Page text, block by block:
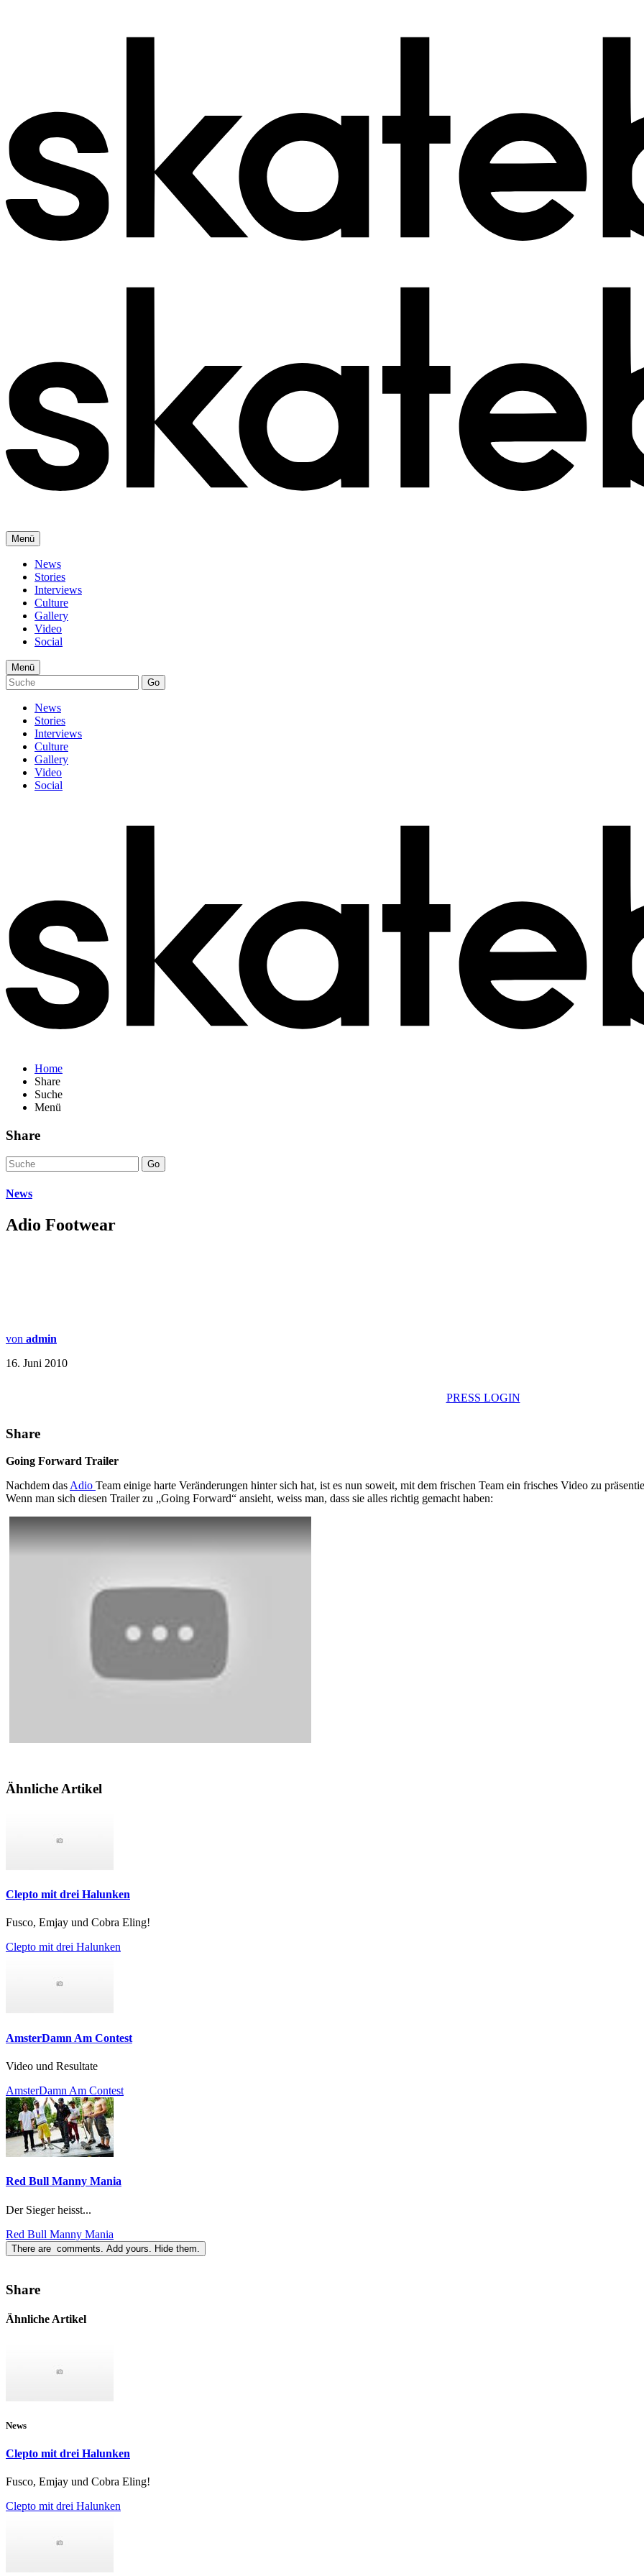
Menü
News
Stories
Interviews
Culture
Gallery
Video
Social
Menü
Go
News
Stories
Interviews
Culture
Gallery
Video
Social
Home
Share
Suche
Menü
Share
Go
News
Adio Footwear
von admin
16. Juni 2010
PRESS LOGIN
Share
Going Forward Trailer
Nachdem dasAdio Team einige harte Veränderungen hinter sich hat, ist es nun soweit, mit dem frischen Team ein frisches Video zu
Wenn man sich diesen Trailer zu „Going Forward“ ansieht, weiss man, dass sie alles richtig gemacht haben:
Ähnliche Artikel
Clepto mit drei Halunken
Fusco, Emjay und Cobra Eling!
Clepto mit drei Halunken
AmsterDamn Am Contest
Video und Resultate
AmsterDamn Am Contest
Red Bull Manny Mania
Der Sieger heisst...
Red Bull Manny Mania
There are comments. Add yours. Hide them.
Share
Ähnliche Artikel
News
Clepto mit drei Halunken
Fusco, Emjay und Cobra Eling!
Clepto mit drei Halunken